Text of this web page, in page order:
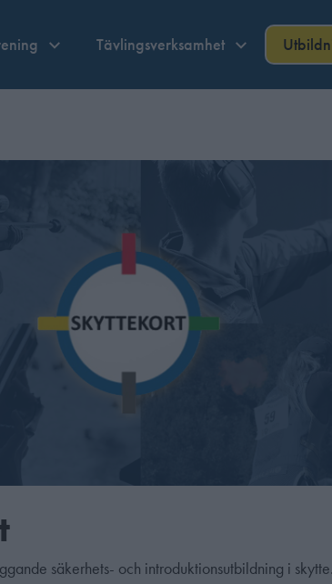
Tävlingsverksamhet
säkerhets- och introduktionsutbildning i skytte.